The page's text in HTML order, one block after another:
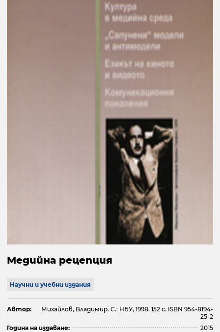
Медийна рецепция
Научни и учебни издания
Автор:
Михайлов, Владимир. С.: НБУ, 1998. 152 с. ISBN 954-8194-
25-2
Година на издаване:
2015